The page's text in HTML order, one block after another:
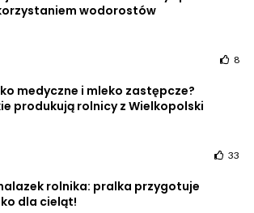
wodorostów
8
medyczne i mleko zastępcze?
produkują rolnicy z Wielkopolski
33
rolnika: pralka przygotuje
dla cieląt!